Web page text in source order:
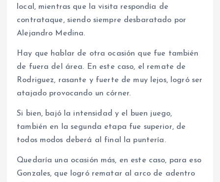
local, mientras que la visita respondía de
contrataque, siendo siempre desbaratado por
Alejandro Medina.
Hay que hablar de otra ocasión que fue también
de fuera del área. En este caso, el remate de
Rodriguez, rasante y fuerte de muy lejos, logró ser
atajado provocando un córner.
Si bien, bajó la intensidad y el buen juego,
también en la segunda etapa fue superior, de
todos modos deberá al final la puntería.
Quedaría una ocasión más, en este caso, para eso
Gonzales, que logró rematar al arco de adentro